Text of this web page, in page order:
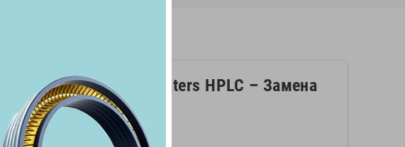
для WAT022934
совместимое с Waters HPLC – Замена